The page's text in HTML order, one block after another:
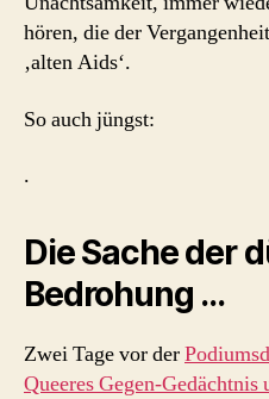
hören, die der
‚alten Aids‘.
So auch jüngst:
.
Die Sache der
Bedrohung …
Zwei Tage vor der
Queeres Gegen-